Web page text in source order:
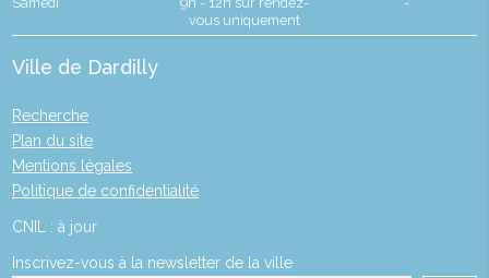
vous uniquement
Ville de Dardilly
Recherche
Plan du site
Mentions légales
Politique de confidentialité
CNIL : à jour
Inscrivez-vous à la newsletter de la ville